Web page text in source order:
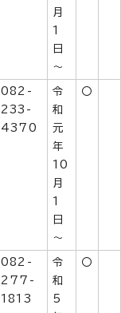
月
1
日
～
082-
233-
4370
令
和
元
年
10
月
1
日
～
〇
082-
277-
1813
令
和
5
〇